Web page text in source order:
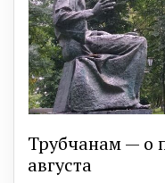
Трубчанам — о
августа